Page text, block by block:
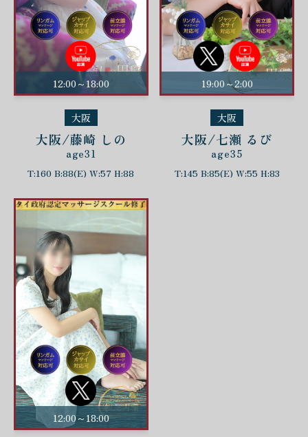
12:00～18:00
大阪
大阪/藤崎 しの
age31
T:160 B:88(E) W:57 H:88
19:00～2:00
大阪
大阪/七瀬 るび
age35
T:145 B:85(E) W:55 H:83
12:00～18:00